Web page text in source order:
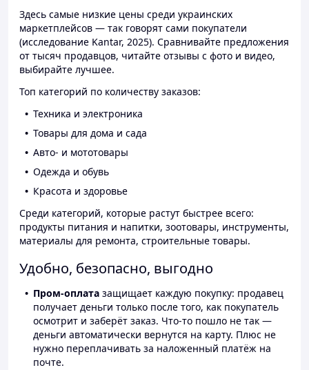
Здесь самые низкие цены среди украинских
маркетплейсов — так говорят сами покупатели
(исследование Kantar, 2025). Сравнивайте предложения
от тысяч продавцов, читайте отзывы с фото и видео,
выбирайте лучшее.
Топ категорий по количеству заказов:
Техника и электроника
Товары для дома и сада
Авто- и мототовары
Одежда и обувь
Красота и здоровье
Среди категорий, которые растут быстрее всего:
продукты питания и напитки, зоотовары, инструменты,
материалы для ремонта, строительные товары.
Удобно, безопасно, выгодно
Пром-оплата защищает каждую покупку: продавец
получает деньги только после того, как покупатель
осмотрит и заберёт заказ. Что-то пошло не так —
деньги автоматически вернутся на карту. Плюс не
нужно переплачивать за наложенный платёж на
почте.